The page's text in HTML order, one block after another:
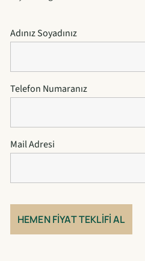
Adınız Soyadınız
Telefon Numaranız
Mail Adresi